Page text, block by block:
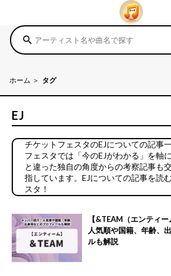
search
ホーム タグ
EJ
チケットフェスタのEJについての記事
フェスタでは「今のEJがわかる」を軸
と違った独自の角度からの考察記事も
指しています。EJについての記事を読
スタ！
【&TEAM（エンティ
人気順や国籍、年齢、
ルも解説